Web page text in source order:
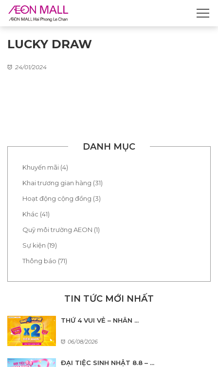
LUCKY DRAW
24/01/2024
DANH MỤC
Khuyến mãi (4)
Khai trương gian hàng (31)
Hoạt động cộng đồng (3)
Khác (41)
Quỹ môi trường AEON (1)
Sự kiện (19)
Thông báo (71)
TIN TỨC MỚI NHẤT
THỨ 4 VUI VẺ – NHÂN ...
06/08/2026
ĐẠI TIỆC SINH NHẬT 8.8 – ...